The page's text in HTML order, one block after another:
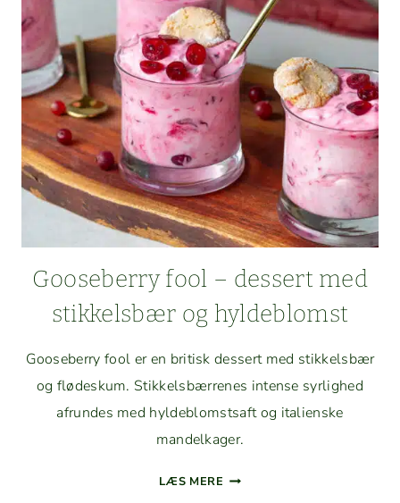
SCREME
(GLUTEN­
FRI)
Goose­ber­ry fool – dessert med
stikkels­bær og hyldeblomst
Goose­ber­ry fool er en britisk dessert med stikkels­bær
og flødeskum. Stikkels­bær­renes intense syrlighed
afrun­des med hylde­blom­st­saft og ital­ienske
mandelkager.
LÆS MERE GOOSE­